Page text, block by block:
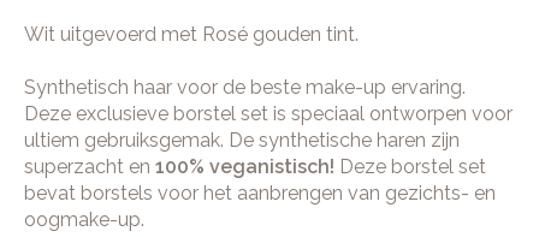
Wit uitgevoerd met Rosé gouden tint.
Synthetisch haar voor de beste make-up ervaring.
Deze exclusieve borstel set is speciaal ontworpen voor
ultiem gebruiksgemak. De synthetische haren zijn
superzacht en 100% veganistisch! Deze borstel set
bevat borstels voor het aanbrengen van gezichts- en
oogmake-up.